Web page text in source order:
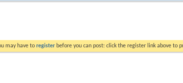
may have to register before you can post: click the register link above to